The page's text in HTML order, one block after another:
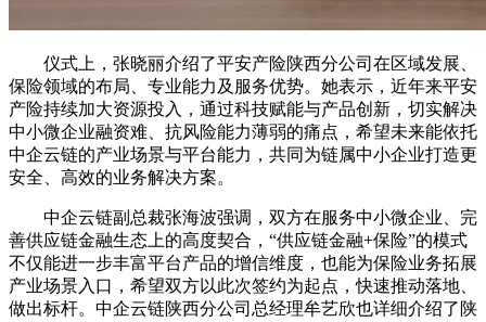
仪式上，张晓丽介绍了平安产险陕西分公司在区域发展、
保险领域的布局、专业能力及服务优势。她表示，近年来平安
产险持续加大资源投入，通过科技赋能与产品创新，切实解决
中小微企业融资难、抗风险能力薄弱的痛点，希望未来能依托
中企云链的产业场景与平台能力，共同为链属中小企业打造更
安全、高效的业务解决方案。
中企云链副总裁张海波强调，双方在服务中小微企业、完
善供应链金融生态上的高度契合，“供应链金融+保险”的模式
不仅能进一步丰富平台产品的增信维度，也能为保险业务拓展
产业场景入口，希望双方以此次签约为起点，快速推动落地、
做出标杆。中企云链陕西分公司总经理牟艺欣也详细介绍了陕